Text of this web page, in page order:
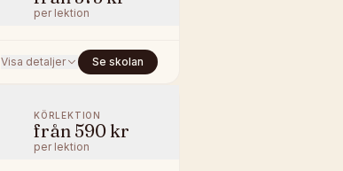
per lektion
Visa detaljer Se skolan
KÖRLEKTION
från 590 kr
per lektion